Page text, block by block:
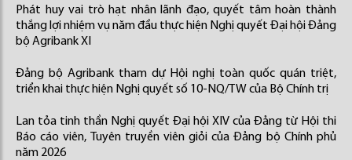
Phát huy vai trò hạt nhân lãnh đạo, quyết tâm hoàn thành
thắng lợi nhiệm vụ năm đầu thực hiện Nghị quyết Đại hội Đảng
bộ Agribank XI
Đảng bộ Agribank tham dự Hội nghị toàn quốc quán triệt,
triển khai thực hiện Nghị quyết số 10-NQ/TW của Bộ Chính trị
Lan tỏa tinh thần Nghị quyết Đại hội XIV của Đảng từ Hội thi
Báo cáo viên, Tuyên truyền viên giỏi của Đảng bộ Chính phủ
năm 2026